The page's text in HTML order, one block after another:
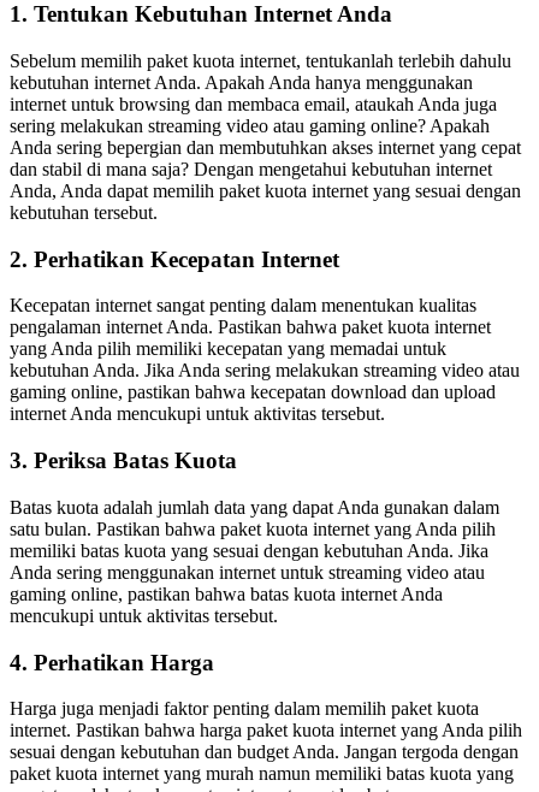
1. Tentukan Kebutuhan Internet Anda
Sebelum memilih paket kuota internet, tentukanlah terlebih dahulu
kebutuhan internet Anda. Apakah Anda hanya menggunakan
internet untuk browsing dan membaca email, ataukah Anda juga
sering melakukan streaming video atau gaming online? Apakah
Anda sering bepergian dan membutuhkan akses internet yang cepat
dan stabil di mana saja? Dengan mengetahui kebutuhan internet
Anda, Anda dapat memilih paket kuota internet yang sesuai dengan
kebutuhan tersebut.
2. Perhatikan Kecepatan Internet
Kecepatan internet sangat penting dalam menentukan kualitas
pengalaman internet Anda. Pastikan bahwa paket kuota internet
yang Anda pilih memiliki kecepatan yang memadai untuk
kebutuhan Anda. Jika Anda sering melakukan streaming video atau
gaming online, pastikan bahwa kecepatan download dan upload
internet Anda mencukupi untuk aktivitas tersebut.
3. Periksa Batas Kuota
Batas kuota adalah jumlah data yang dapat Anda gunakan dalam
satu bulan. Pastikan bahwa paket kuota internet yang Anda pilih
memiliki batas kuota yang sesuai dengan kebutuhan Anda. Jika
Anda sering menggunakan internet untuk streaming video atau
gaming online, pastikan bahwa batas kuota internet Anda
mencukupi untuk aktivitas tersebut.
4. Perhatikan Harga
Harga juga menjadi faktor penting dalam memilih paket kuota
internet. Pastikan bahwa harga paket kuota internet yang Anda pilih
sesuai dengan kebutuhan dan budget Anda. Jangan tergoda dengan
paket kuota internet yang murah namun memiliki batas kuota yang